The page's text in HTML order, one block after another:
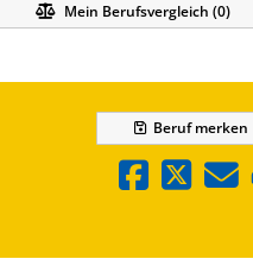
Mein Berufsvergleich (0)
Berufmerken